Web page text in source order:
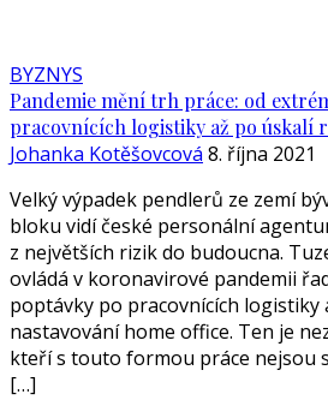
BYZNYS
Pandemie mění trh práce: od
pracovnících logistiky až po úskalí
Johanka Kotěšovcová 8. října 2021
Velký výpadek pendlerů ze zemí
bloku vidí české personální
z největších rizik do budoucna.
ovládá v koronavirové pandemii
poptávky po pracovnících logistiky
nastavování home office. Ten je
kteří s touto formou práce nejsou
[…]